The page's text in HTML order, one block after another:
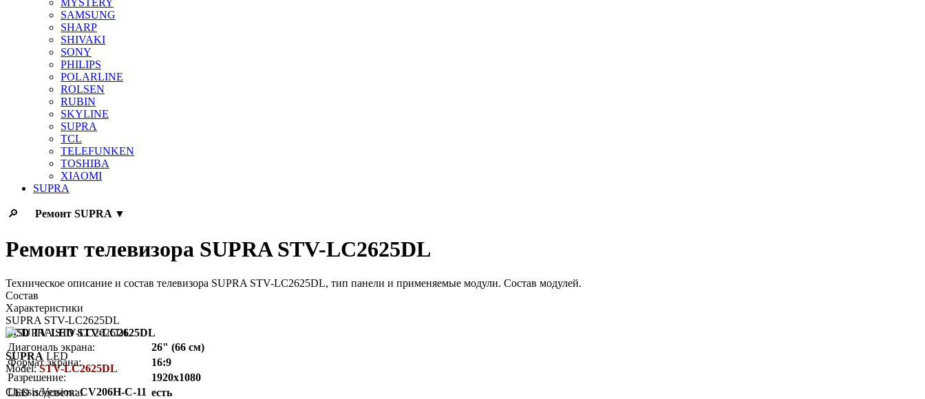
MYSTERY
SAMSUNG
SHARP
SHIVAKI
SONY
PHILIPS
POLARLINE
ROLSEN
RUBIN
SKYLINE
SUPRA
TCL
TELEFUNKEN
TOSHIBA
XIAOMI
SUPRA
🔎 Ремонт SUPRA ▼
Ремонт телевизора SUPRA STV-LC2625DL
Техническое описание и состав телевизора SUPRA STV-LC2625DL, тип панели и применяемые модули. Состав модулей.
Состав
Характеристики
SUPRA STV-LC2625DL
LCD TV LED STV-LC2625DL
Диагональ экрана:
26" (66 см)
Формат экрана:
16:9
Разрешение:
1920x1080
LED подсветка:
есть
SUPRA LED
Model:STV-LC2625DL
Chassis/Version:CV206H-C-11